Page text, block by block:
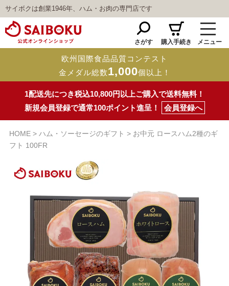
サイボクは創業1946年、ハム・お肉の専門店です
さがす 購入手続き メニュー
欧州国際食品品質コンテスト
金メダル総数1,000個以上！
1配送先につき税込10,800円以上ご購入で送料無料！
新規会員登録で通常100ポイント進呈！
会員登録へ
HOME ハム・ソーセージのギフト
お中元 ロースハム2種のギ
フト 100FR